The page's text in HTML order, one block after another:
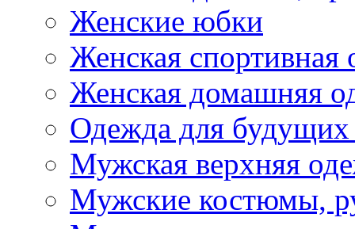
Женские юбки
Женская спортивная
Женская домашняя
Одежда для
Мужская верхняя
Мужские костюмы,